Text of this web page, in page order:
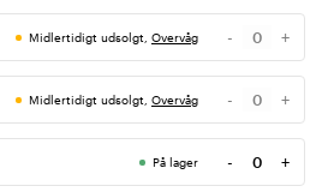
Midlertidigt udsolgt, Overvåg -
Antal
+
Midlertidigt udsolgt, Overvåg -
Antal
+
På lager -
Antal
+